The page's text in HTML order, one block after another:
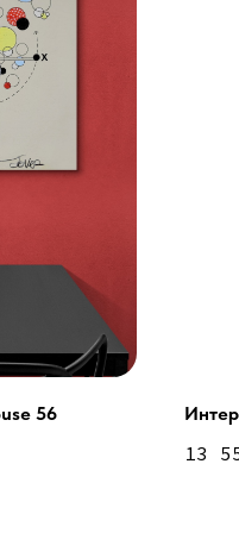
56
13
Услуги
А еще мы делаем